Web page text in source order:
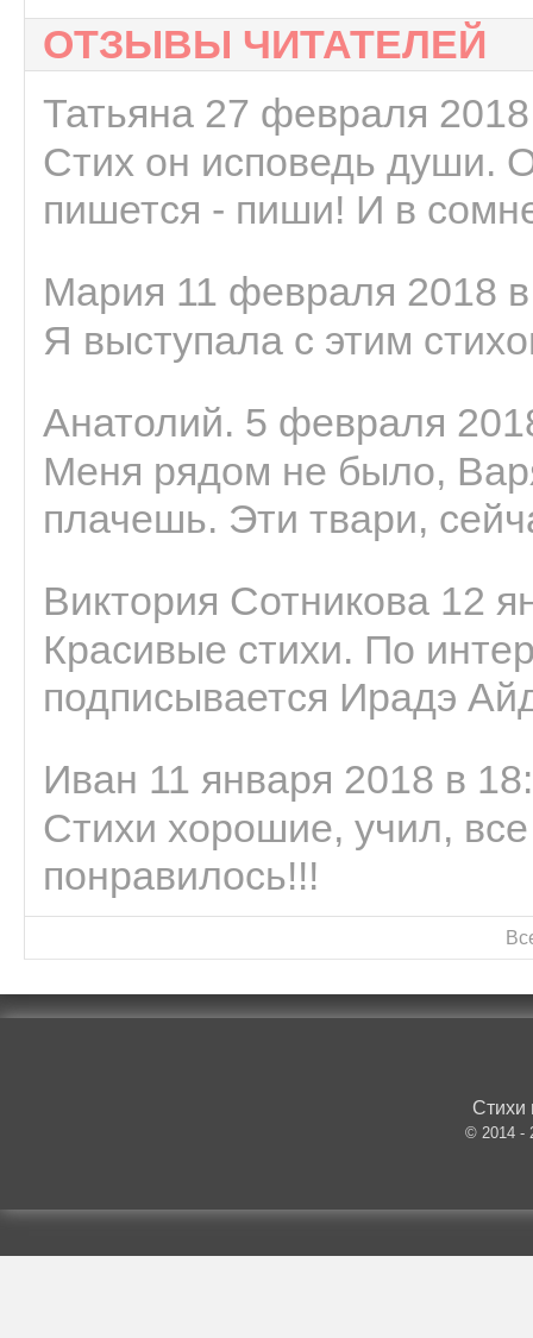
ОТЗЫВЫ ЧИТАТЕЛЕЙ
Татьяна 27 февраля
Стих он исповедь души.
пишется - пиши! И в
Мария 11 февраля 2018
Я выступала с этим
Анатолий. 5 февраля
Меня рядом не было,
плачешь. Эти твари,
Виктория Сотникова 12
Красивые стихи. По
подписывается Ирадэ
Иван 11 января 2018 в
Стихи хорошие, учил,
понравилось!!!
Стихи
© 2014 -